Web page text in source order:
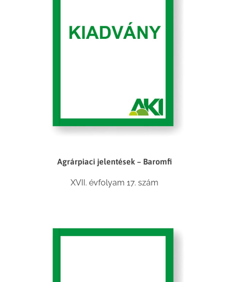
Agrárpiaci jelentések – Baromfi
XVII. évfolyam 17. szám